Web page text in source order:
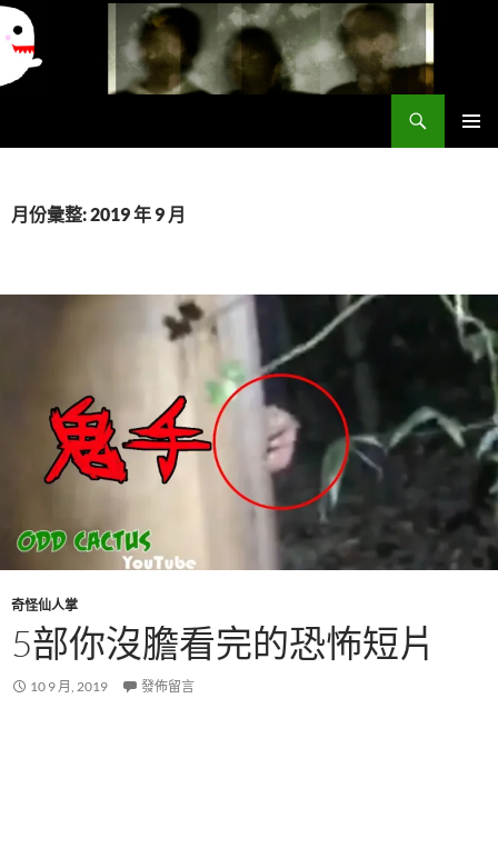
要
月份彙整: 2019 年 9 月
奇怪仙人掌
5部你沒膽看完的恐怖短片
10 9 月, 2019 發佈留言